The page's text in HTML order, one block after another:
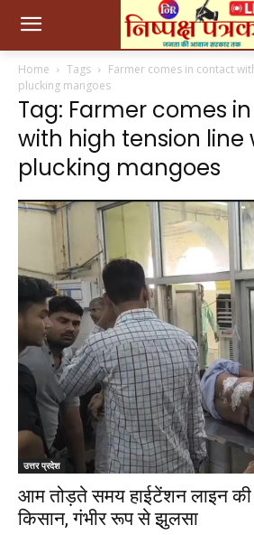
Home Tags
Farmer comes in contact
plucking mangoes
Tag: Farmer comes
with high tension line
plucking mangoes
उत्तर प्रदेश
आम तोड़ते समय हाईटेंशन लाइन
किसान, गंभीर रूप से झुलसा